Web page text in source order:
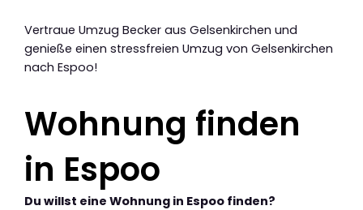
Vertraue Umzug Becker aus Gelsenkirchen und
genieße einen stressfreien Umzug von Gelsenkirchen
nach Espoo!
Wohnung finden
in Espoo
Du willst eine Wohnung in Espoo finden?